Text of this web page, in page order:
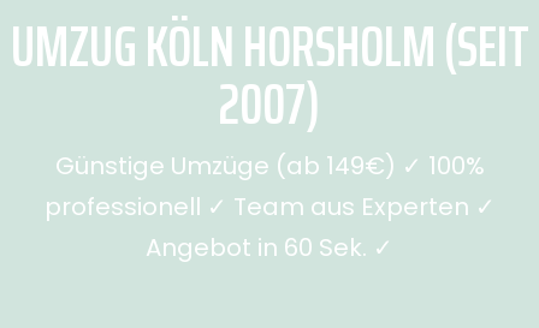
UMZUG KÖLN HORSHOLM (SEIT
2007)
Günstige Umzüge (ab 149€) ✓ 100%
professionell ✓ Team aus Experten ✓
Angebot in 60 Sek. ✓